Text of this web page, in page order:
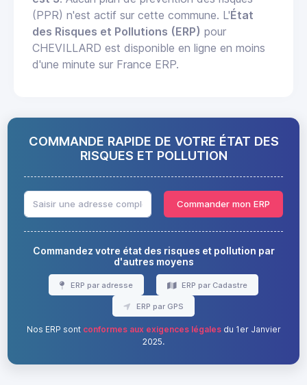
(PPR) n'est actif sur cette commune. L'État
des Risques et Pollutions (ERP) pour
CHEVILLARD est disponible en ligne en moins
d'une minute sur France ERP.
COMMANDE RAPIDE DE VOTRE ÉTAT DES
RISQUES ET POLLUTION
Commander mon ERP
Commandez votre état des risques et pollution par
d'autres moyens
ERP par adresse ERP par Cadastre
ERP par GPS
Nos ERP sont conformes aux exigences légalesdu 1er Janvier
2025.